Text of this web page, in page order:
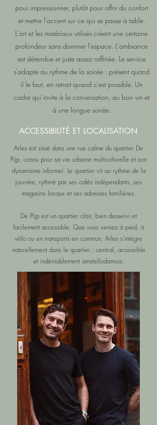
pour impressionner, plutôt pour offrir du confort
et mettre l'accent sur ce qui se passe à table.
L'art et les matériaux utilisés créent une certaine
profondeur sans dominer l'espace. L'ambiance
est détendue et juste assez raffinée. Le service
s'adapte au rythme de la soirée : présent quand
il le faut, en retrait quand c'est possible. Un
cadre qui invite à la conversation, au bon vin et
à une longue soirée.
ACCESSIBILITÉ ET LOCALISATION
Arles est situé dans une rue calme du quartier De
Pijp, connu pour sa vie urbaine multiculturelle et son
dynamisme informel. Le quartier vit au rythme de la
journée, rythmé par ses cafés indépendants, ses
magasins locaux et ses adresses familières.
De Pijp est un quartier clair, bien desservi et
facilement accessible. Que vous veniez à pied, à
vélo ou en transports en commun, Arles s'intègre
naturellement dans le quartier : central, accessible
et indéniablement amstellodamois.